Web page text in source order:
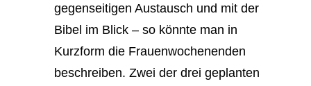
gegenseitigen Austausch und mit der
Bibel im Blick – so könnte man in
Kurzform die Frauenwochenenden
beschreiben. Zwei der drei geplanten